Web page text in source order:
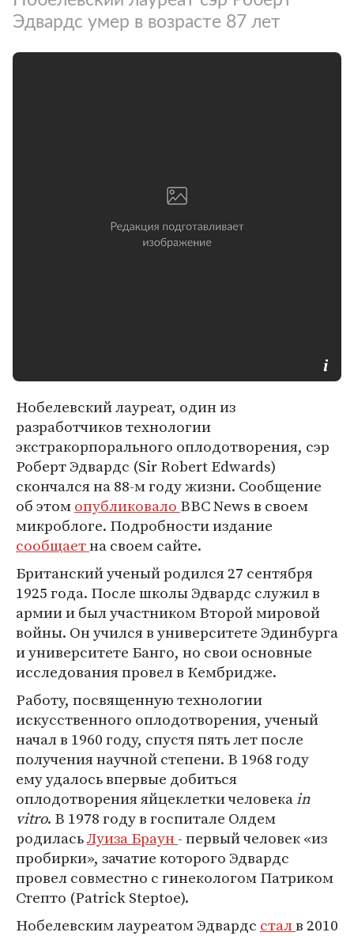
Эдвардс умер в возрасте 87 лет
Нобелевский лауреат, один из
разработчиков технологии
экстракорпорального оплодотворения, сэр
Роберт Эдвардс (Sir Robert Edwards)
скончался на 88-м году жизни. Сообщение
об этомопубликовало BBC News в своем
микроблоге. Подробности издание
сообщаетна своем сайте.
Британский ученый родился 27 сентября
1925 года. После школы Эдвардс служил в
армии и был участником Второй мировой
войны. Он учился в университете Эдинбурга
и университете Банго, но свои основные
исследования провел в Кембридже.
Работу, посвященную технологии
искусственного оплодотворения, ученый
начал в 1960 году, спустя пять лет после
получения научной степени. В 1968 году
ему удалось впервые добиться
оплодотворения яйцеклетки человекаin
vitro. В 1978 году в госпитале Олдем
родиласьЛуиза Браун- первый человек «из
пробирки», зачатие которого Эдвардс
провел совместно с гинекологом Патриком
Степто (Patrick Steptoe).
Нобелевским лауреатом Эдвардс сталв 2010